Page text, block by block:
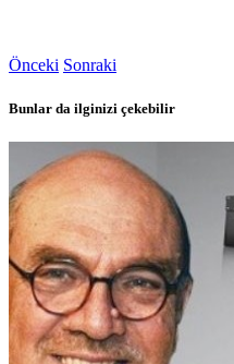
Önceki Sonraki
Bunlar da ilginizi çekebilir